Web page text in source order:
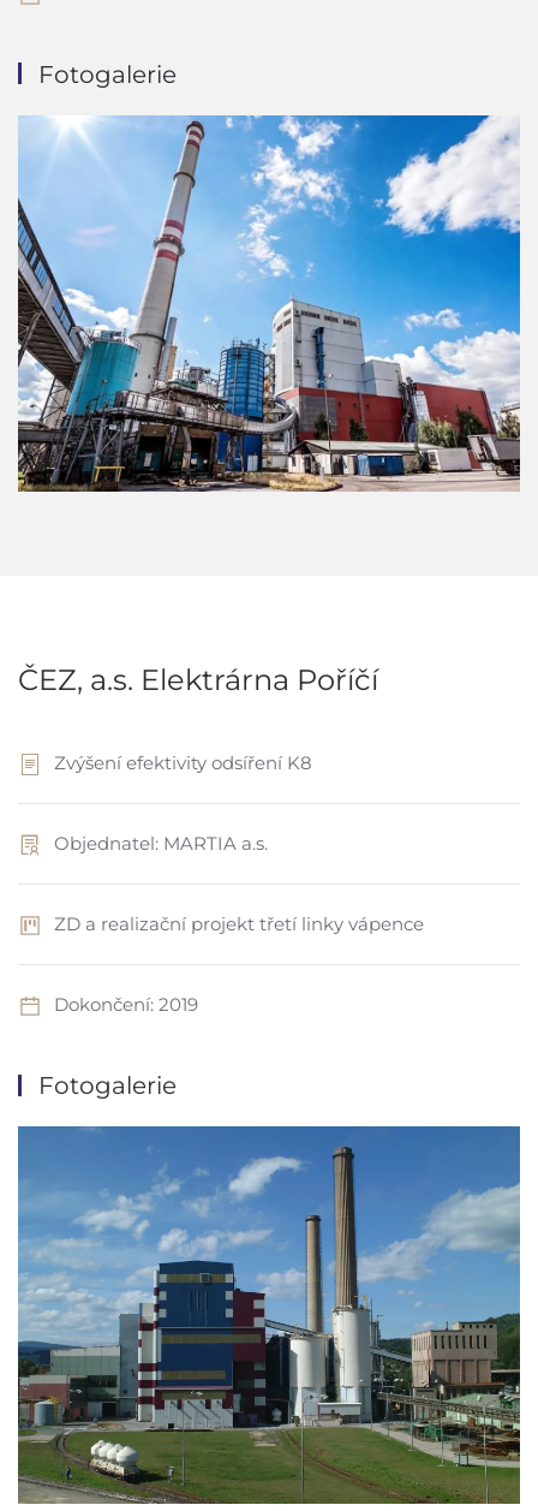
Fotogalerie
ČEZ, a.s. Elektrárna Poříčí
Zvýšení efektivity odsíření K8
Objednatel: MARTIA a.s.
ZD a realizační projekt třetí linky vápence
Dokončení: 2019
Fotogalerie